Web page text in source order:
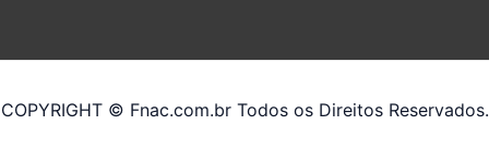
COPYRIGHT © Fnac.com.br Todos os Direitos Reservados.